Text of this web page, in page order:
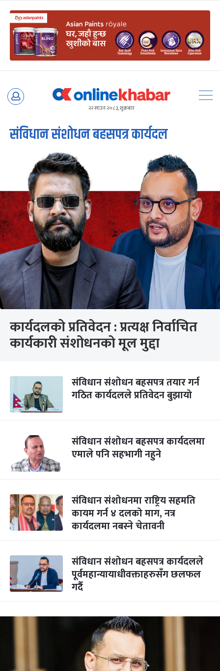
Skip
२२ साउन २०८३, शुक्रबार
संविधान संशोधन बहसपत्र कार्यदल
कार्यदलको प्रतिवेदन : प्रत्यक्ष निर्वाचित
कार्यकारी संशोधनको मूल मुद्दा
संविधान संशोधन बहसपत्र तयार गर्न
गठित कार्यदलले प्रतिवेदन बुझायो
संविधान संशोधन बहसपत्र कार्यदलमा
एमाले पनि सहभागी नहुने
संविधान संशोधनमा राष्ट्रिय सहमति
कायम गर्न ४ दलको माग, नत्र
कार्यदलमा नबस्ने चेतावनी
संविधान संशोधन बहसपत्र कार्यदलले
पूर्वमहान्यायाधीवक्ताहरुसँग छलफल
गर्दै